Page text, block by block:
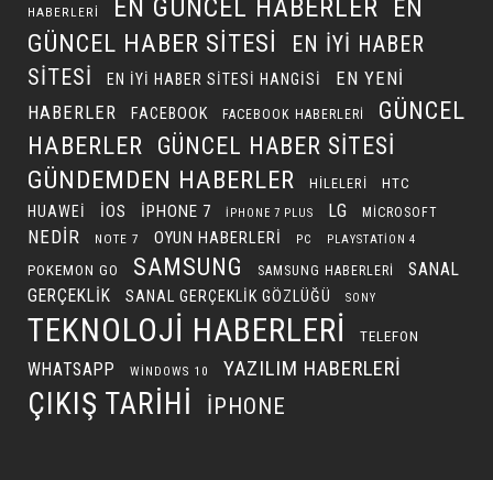
HABERLERI EN GÜNCEL HABERLER EN
GÜNCEL HABER SITESI
EN IYI HABER
SITESI
EN IYI HABER SITESI HANGISI
EN YENI
HABERLER
FACEBOOK FACEBOOK HABERLERI
GÜNCEL
HABERLER GÜNCEL HABER SITESI
GÜNDEMDEN HABERLER HILELERI HTC
HUAWEI IOS IPHONE 7 IPHONE 7 PLUS LG MICROSOFT
NEDIR NOTE 7 OYUN HABERLERI PC PLAYSTATION 4
POKEMON GO SAMSUNG SAMSUNG HABERLERI
SANAL
GERÇEKLIK
SANAL GERÇEKLIK GÖZLÜĞÜ SONY
TEKNOLOJI HABERLERI TELEFON
WHATSAPP WINDOWS 10 YAZILIM HABERLERI
ÇIKIŞ TARIHI İPHONE